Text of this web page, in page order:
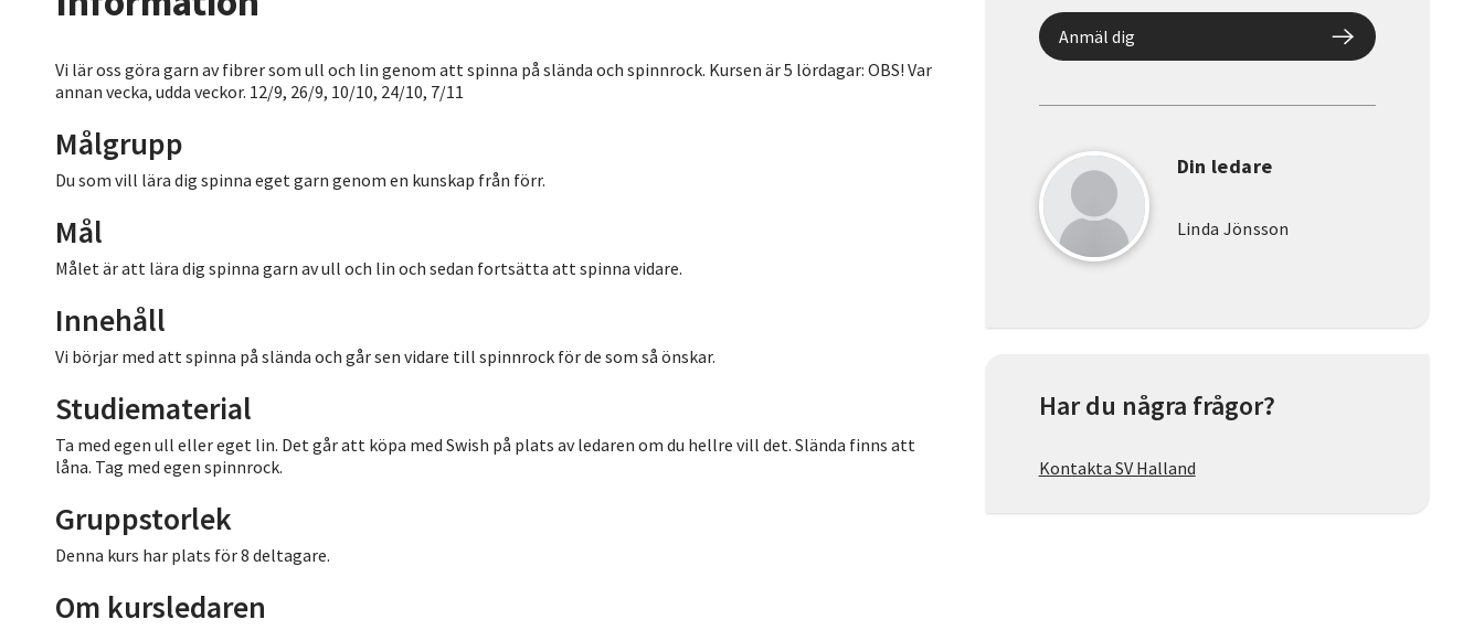
Vi lär oss göra garn av fibrer som ull och lin genom att spinna på slända och spinnrock. Kursen är 5 lördagar: OBS! Var
annan vecka, udda veckor. 12/9, 26/9, 10/10, 24/10, 7/11
Målgrupp
Du som vill lära dig spinna eget garn genom en kunskap från förr.
Mål
Målet är att lära dig spinna garn av ull och lin och sedan fortsätta att spinna vidare.
Innehåll
Vi börjar med att spinna på slända och går sen vidare till spinnrock för de som så önskar.
Studiematerial
Ta med egen ull eller eget lin. Det går att köpa med Swish på plats av ledaren om du hellre vill det. Slända finns att
låna. Tag med egen spinnrock.
Gruppstorlek
Denna kurs har plats för 8 deltagare.
Om kursledaren
Anmäl dig
Din ledare
Linda Jönsson
Har du några frågor?
Kontakta SV Halland